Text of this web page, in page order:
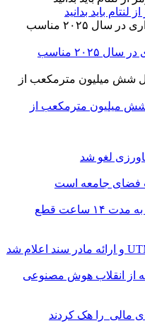
باید بدانید
آیا دوج‌کوین برای سرمایه‌گذاری در سال ۲۰۲۵ مناسب
میلیون مترمکعب از
لغو شد
فضای جامعه است
گاز مشترکان بخشی از بجنورد به مدت ۱۴ ساعت قطع
از انقلاب هوش مصنوعی
مالی را هک کردند